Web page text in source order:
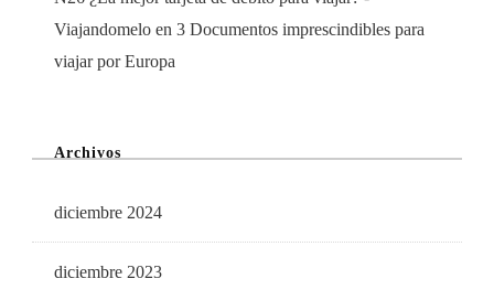
Viajandomelo en 3 Documentos imprescindibles para
viajar por Europa
Archivos
diciembre 2024
diciembre 2023